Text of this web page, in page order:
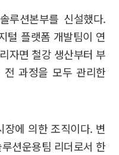
루션본부를 신설했다.
털 플랫폼 개발팀이 연
자면 철강 생산부터 부
과정을 모두 관리한
에 의한 조직이다. 변
션운용팀 리더로서 한